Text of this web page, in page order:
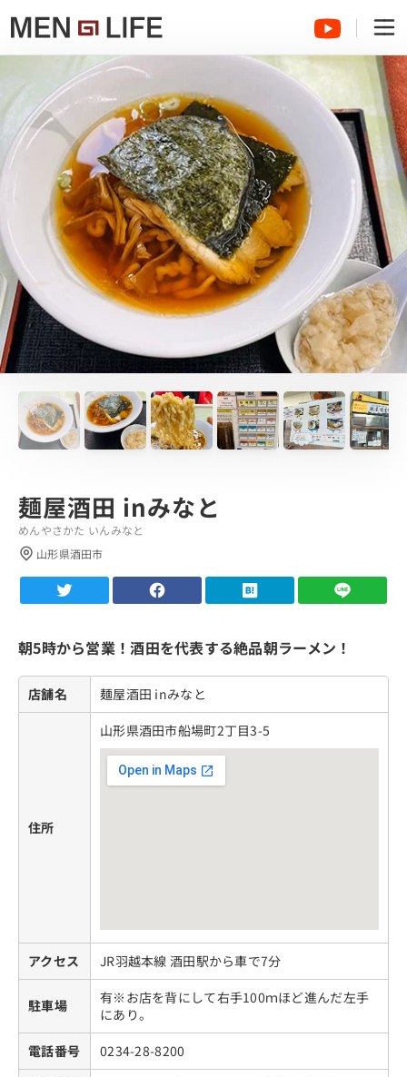
麺屋酒田 inみなと
めんやさかた いんみなと
山形県酒田市
朝5時から営業！酒田を代表する絶品朝ラーメン！
店舗名 麺屋酒田 inみなと
住所
山形県酒田市船場町2丁目3-5
アクセス JR羽越本線 酒田駅から車で7分
駐車場
有※お店を背にして右手100ｍほど進んだ左手
にあり。
電話番号
0234-28-8200